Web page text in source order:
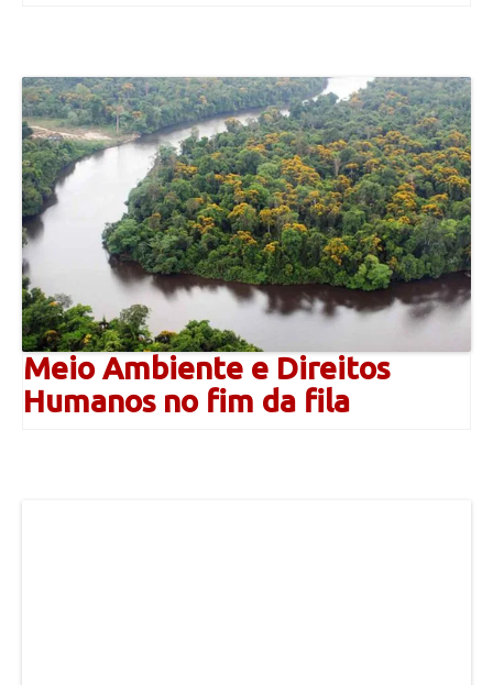
Meio Ambiente e Direitos
Humanos no fim da fila